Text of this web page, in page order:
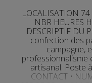
LOCALISATION 74
NBR HEURES
DESCRIPTIF DU
confection des
campagne,
professionnalisme
artisanal. Poste
CONTACT •